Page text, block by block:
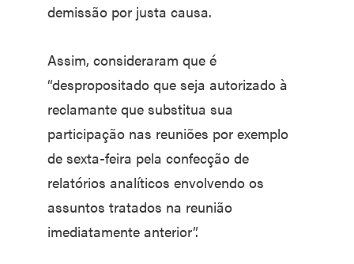
demissão por justa causa.
Assim, consideraram que é
“despropositado que seja autorizado à
reclamante que substitua sua
participação nas reuniões por exemplo
de sexta-feira pela confecção de
relatórios analíticos envolvendo os
assuntos tratados na reunião
imediatamente anterior”.